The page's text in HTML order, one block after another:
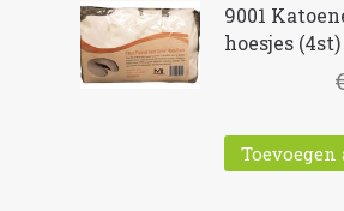
9001
hoesjes (4st)